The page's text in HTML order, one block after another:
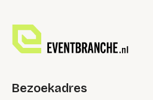
Bezoekadres